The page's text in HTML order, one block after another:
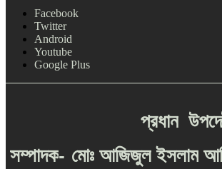
Facebook
Twitter
Android
Youtube
Google Plus
প্রধান
সম্পাদক- মোঃ আজিজুল ইসলাম